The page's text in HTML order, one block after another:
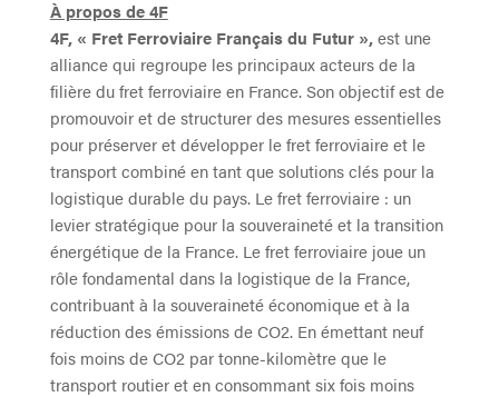
À propos de 4F
4F, « Fret Ferroviaire Français du Futur »,est une
alliance qui regroupe les principaux acteurs de la
filière du fret ferroviaire en France. Son objectif est de
promouvoir et de structurer des mesures essentielles
pour préserver et développer le fret ferroviaire et le
transport combiné en tant que solutions clés pour la
logistique durable du pays. Le fret ferroviaire : un
levier stratégique pour la souveraineté et la transition
énergétique de la France. Le fret ferroviaire joue un
rôle fondamental dans la logistique de la France,
contribuant à la souveraineté économique et à la
réduction des émissions de CO2. En émettant neuf
fois moins de CO2 par tonne-kilomètre que le
transport routier et en consommant six fois moins